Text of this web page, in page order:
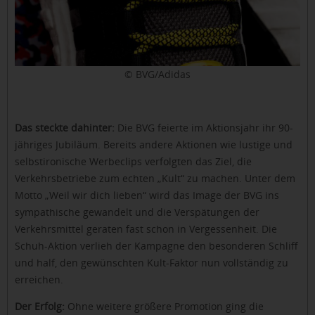
© BVG/Adidas
Das steckte dahinter: Die BVG feierte im Aktionsjahr ihr 90-
jähriges Jubiläum. Bereits andere Aktionen wie lustige und
selbstironische Werbeclips verfolgten das Ziel, die
Verkehrsbetriebe zum echten „Kult“ zu machen. Unter dem
Motto „Weil wir dich lieben“ wird das Image der BVG ins
sympathische gewandelt und die Verspätungen der
Verkehrsmittel geraten fast schon in Vergessenheit. Die
Schuh-Aktion verlieh der Kampagne den besonderen Schliff
und half, den gewünschten Kult-Faktor nun vollständig zu
erreichen.
Der Erfolg: Ohne weitere größere Promotion ging die